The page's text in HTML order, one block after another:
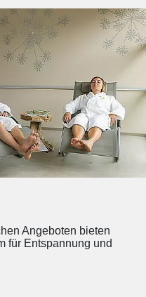
Angeboten bieten
für Entspannung und